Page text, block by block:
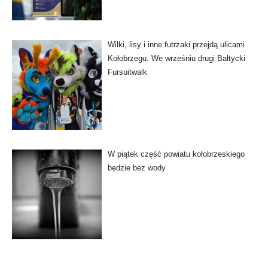
Wilki, lisy i inne futrzaki przejdą ulicami
Kołobrzegu. We wrześniu drugi Bałtycki
Fursuitwalk
W piątek część powiatu kołobrzeskiego
będzie bez wody